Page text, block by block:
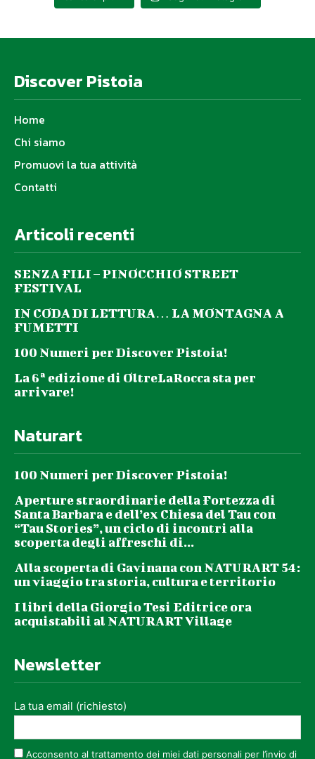
Discover Pistoia
Home
Chi siamo
Promuovi la tua attività
Contatti
Articoli recenti
SENZA FILI – PINOCCHIO STREET
FESTIVAL
IN CODA DI LETTURA… LA MONTAGNA A
FUMETTI
100 Numeri per Discover Pistoia!
La 6ª edizione di OltreLaRocca sta per
arrivare!
Naturart
100 Numeri per Discover Pistoia!
Aperture straordinarie della Fortezza di
Santa Barbara e dell’ex Chiesa del Tau con
“Tau Stories”, un ciclo di incontri alla
scoperta degli affreschi di...
Alla scoperta di Gavinana con NATURART 54:
un viaggio tra storia, cultura e territorio
I libri della Giorgio Tesi Editrice ora
acquistabili al NATURART Village
Newsletter
La tua email (richiesto)
Acconsento al trattamento dei miei dati personali per l’invio di